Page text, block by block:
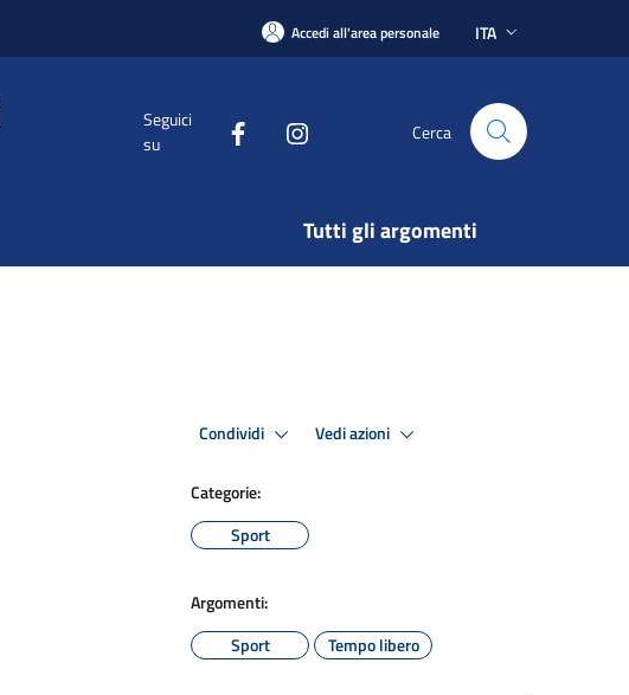
Accedi all'area personale ITA
Seguici
su
Cerca
Tutti gli argomenti
Condividi Vedi azioni
Categorie:
Sport
Argomenti:
Sport
Tempo libero